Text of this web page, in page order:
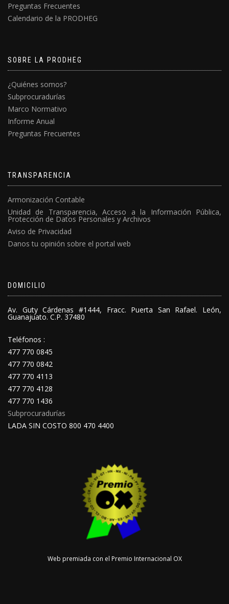
Preguntas Frecuentes
Calendario de la PRODHEG
SOBRE LA PRODHEG
¿Quiénes somos?
Subprocuradurías
Marco Normativo
Informe Anual
Preguntas Frecuentes
TRANSPARENCIA
Armonización Contable
Unidad de Transparencia, Acceso a la Información Pública,
Protección de Datos Personales y Archivos
Aviso de Privacidad
Danos tu opinión sobre el portal web
DOMICILIO
Av. Guty Cárdenas #1444, Fracc. Puerta San Rafael. León,
Guanajuato. C.P. 37480
Teléfonos :
477 770 0845
477 770 0842
477 770 4113
477 770 4128
477 770 1436
Subprocuradurías
LADA SIN COSTO 800 470 4400
Web premiada con el Premio Internacional OX